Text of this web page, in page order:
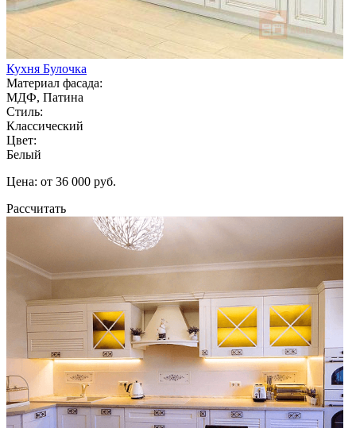
Кухня Булочка
Материал фасада:
МДФ, Патина
Стиль:
Классический
Цвет:
Белый
Цена: от 36 000 руб.
Рассчитать